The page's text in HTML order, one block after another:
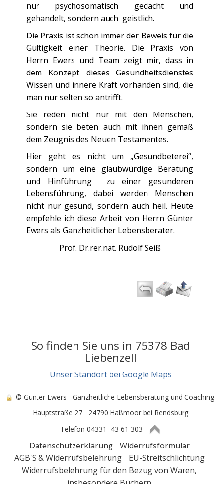
nur psychosomatisch gedacht und
gehandelt, sondern auch geistlich.
Die Praxis ist schon immer der Beweis für die
Gültigkeit einer Theorie. Die Praxis von
Herrn Ewers und Team zeigt mir, dass in
dem Konzept dieses Gesundheitsdienstes
Wissen und innere Kraft vorhanden sind, die
man nur selten so antrifft.
Sie reden nicht nur mit den Menschen,
sondern sie beten auch mit ihnen gemäß
dem Zeugnis des Neuen Testamentes.
Hier geht es nicht um „Gesundbeterei“,
sondern um eine glaubwürdige Beratung
und Hinführung zu einer gesunderen
Lebensführung, dabei werden Menschen
nicht nur gesund, sondern auch heil. Heute
empfehle ich diese Arbeit von Herrn Günter
Ewers als Ganzheitlicher Lebensberater.
Prof. Dr.rer.nat. Rudolf Seiß
So finden Sie uns in 75378 Bad
Liebenzell
Unser Standort bei Google Maps
© Günter Ewers
Ganzheitliche Lebensberatung und Coaching
Hauptstraße 27
24790 Haßmoor bei Rendsburg
Telefon 04331- 43 61 303
Datenschutzerklärung
Widerrufsformular
AGB'S & Widerrufsbelehrung
EU-Streitschlichtung
Widerrufsbelehrung für den Bezug von Waren,